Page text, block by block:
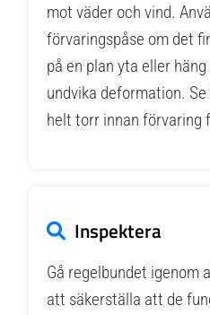
mot väder och vind.
förvaringspåse om det
på en plan yta eller
undvika deformation.
helt torr innan förvaring
Inspektera
Gå regelbundet igenom
att säkerställa att de